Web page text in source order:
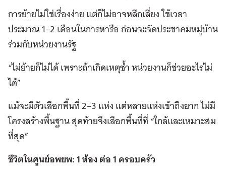
การย้ายไม่ใช่เรื่องง่าย แต่ก็ไม่อาจหลีกเลี่ยง ใช้เวลา
ประมาณ 1–2 เดือนในการหารือ ก่อนจะจัดประชาคมหมู่บ้าน
ร่วมกับหน่วยงานรัฐ
“ไม่ย้ายก็ไม่ได้ เพราะถ้าเกิดเหตุซ้ำ หน่วยงานก็ช่วยอะไรไม่
ได้”
แม้จะมีตัวเลือกพื้นที่ 2–3 แห่ง แต่หลายแห่งเข้าถึงยาก ไม่มี
โครงสร้างพื้นฐาน สุดท้ายจึงเลือกพื้นที่ที่ “ใกล้และเหมาะสม
ที่สุด”
ชีวิตในศูนย์อพยพ: 1 ห้อง ต่อ 1 ครอบครัว